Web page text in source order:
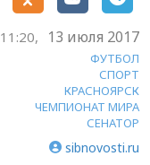
11:20, 13 июля 2017
ФУТБОЛ
СПОРТ
КРАСНОЯРСК
ЧЕМПИОНАТ МИРА
СЕНАТОР
sibnovosti.ru